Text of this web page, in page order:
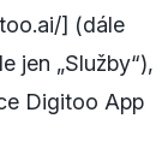
] (dále
jen „Služby“),
Digitoo App